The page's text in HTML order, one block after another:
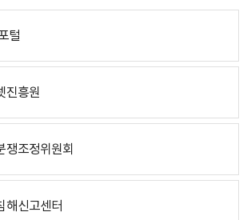
털
진흥원
쟁조정위원회
해신고센터